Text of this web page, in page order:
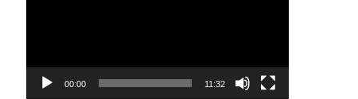
00:00 11:32